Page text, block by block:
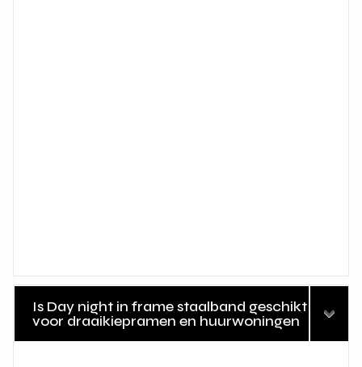
Is Day night in frame staalband geschikt
voor draaikiepramen en huurwoningen